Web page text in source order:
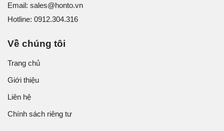
Email: sales@honto.vn
Hotline: 0912.304.316
Về chúng tôi
Trang chủ
Giới thiệu
Liên hệ
Chính sách riêng tư